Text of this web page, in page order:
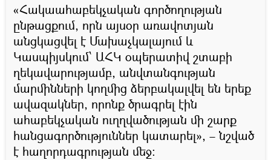
«Հակաահաբեկչական գործողության
ընթացքում, որն այսօր առավոտյան
անցկացվել է Մախաչկալայում և
Կասպիյսկում՝ ԱՀԿ օպերատիվ շտաբի
ղեկավարությամբ, անվտանգության
մարմինների կողմից ձերբակալվել են երեք
ավազակներ, որոնք ծրագրել էին
ահաբեկչական ուղղվածության մի շարք
հանցագործություններ կատարել», – նշված
է հաղորդագրության մեջ: